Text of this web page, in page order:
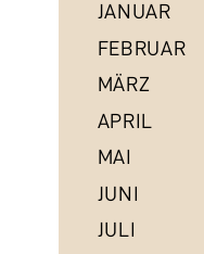
JANUAR
FEBRUAR
MÄRZ
APRIL
MAI
JUNI
JULI